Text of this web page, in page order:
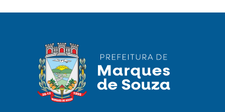
Ouvidoria
Portal do Cidadão
Portal do Servidor